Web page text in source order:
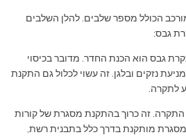
הכולל מספר שלבים. להלן השלבים
גבס:
גבס הוא הכנת החדר. מדובר בכיסוי
נזקים ובלגן. זה עשוי לכלול גם התקנת
לתקרה.
זה כרוך בהתקנת מסגרת של קורות
מותקנת בדרך כלל בתבנית רשת,